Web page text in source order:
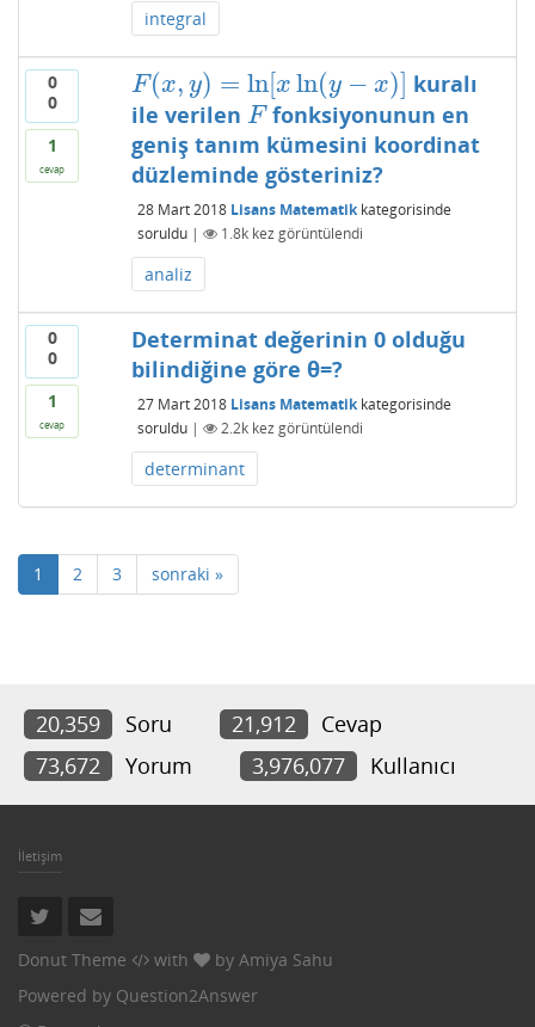
integral
0
0
1
cevap
F(x, y) = ln [x ln(y − x)
F(x,y)=ln xln(y−x) ]
kuralı
ile verilen F
F fonksiyonunun en
geniş tanım kümesini koordinat
düzleminde gösteriniz?
28 Mart 2018 Lisans Matematikkategorisinde
soruldu | 1.8kkez görüntülendi
analiz
0
0
1
cevap
Determinat değerinin 0 olduğu
bilindiğine göre θ=?
27 Mart 2018 Lisans Matematikkategorisinde
soruldu | 2.2kkez görüntülendi
determinant
1 2 3 sonraki »
20,359 Soru 21,912
Cevap
73,672
Yorum 3,976,077 Kullanıcı
İletişim
Donut Theme with by Amiya Sahu
Powered by Question2Answer